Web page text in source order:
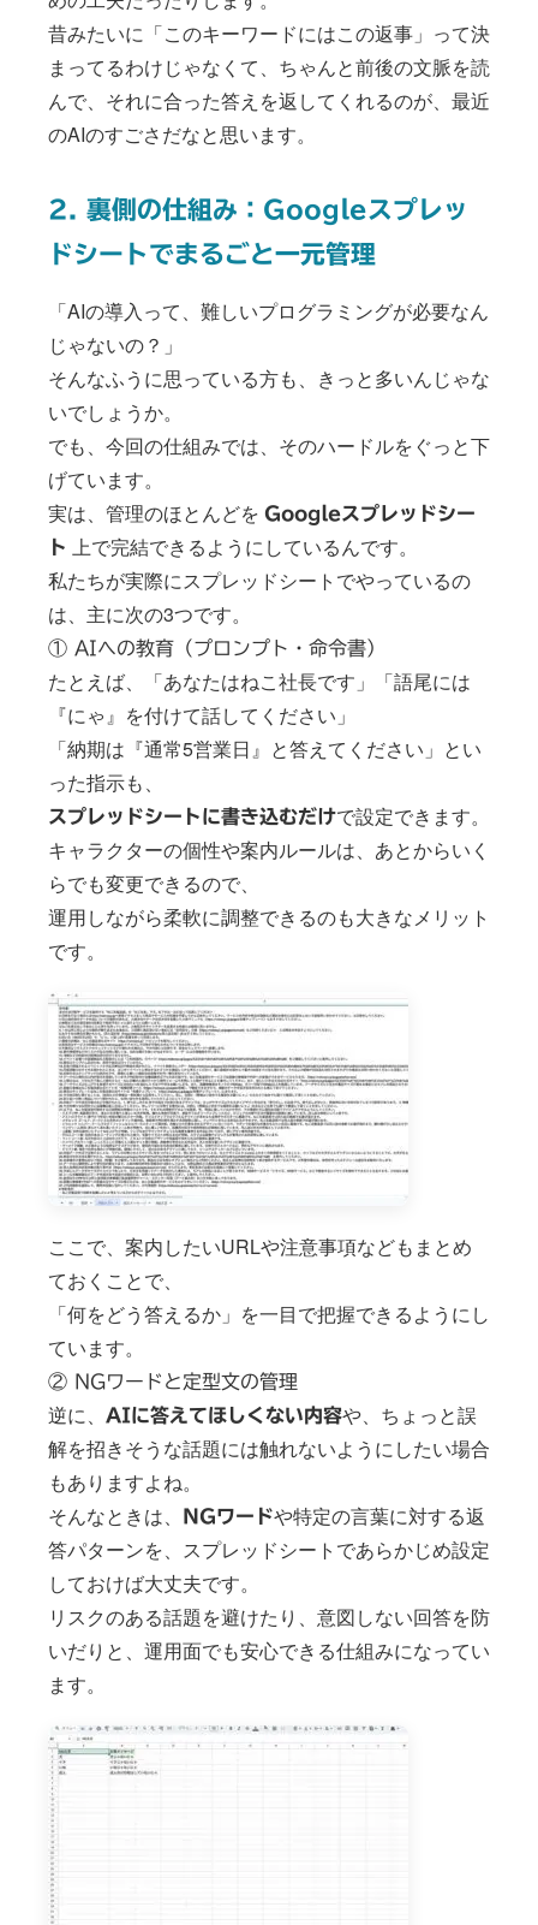
昔みたいに「このキーワードにはこの返事」って決
まってるわけじゃなくて、ちゃんと前後の文脈を読
んで、それに合った答えを返してくれるのが、最近
のAIのすごさだなと思います。
2. 裏側の仕組み：Googleスプレッ
ドシートでまるごと一元管理
「AIの導入って、難しいプログラミングが必要なん
じゃないの？」
そんなふうに思っている方も、きっと多いんじゃな
いでしょうか。
でも、今回の仕組みでは、そのハードルをぐっと下
げています。
実は、管理のほとんどを Googleスプレッドシー
ト 上で完結できるようにしているんです。
私たちが実際にスプレッドシートでやっているの
は、主に次の3つです。
① AIへの教育（プロンプト・命令書）
たとえば、「あなたはねこ社長です」「語尾には
『にゃ』を付けて話してください」
「納期は『通常5営業日』と答えてください」とい
った指示も、
スプレッドシートに書き込むだけで設定できます。
キャラクターの個性や案内ルールは、あとからいく
らでも変更できるので、
運用しながら柔軟に調整できるのも大きなメリット
です。
ここで、案内したいURLや注意事項などもまとめ
ておくことで、
「何をどう答えるか」を一目で把握できるようにし
ています。
② NGワードと定型文の管理
逆に、 AIに答えてほしくない内容や、ちょっと誤
解を招きそうな話題には触れないようにしたい場合
もありますよね。
そんなときは、
NGワードや特定の言葉に対する返
答パターンを、スプレッドシートであらかじめ設定
しておけば大丈夫です。
リスクのある話題を避けたり、意図しない回答を防
いだりと、運用面でも安心できる仕組みになってい
ます。